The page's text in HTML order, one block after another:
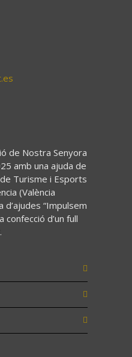
de Nostra Senyora
amb una ajuda de
Turisme i Esports
(València
d’ajudes “Impulsem
confecció d’un full